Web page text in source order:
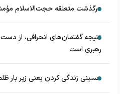
درگذشت متعلقه حجت‌الاسلام
نتیجه گفتمان‌های انحرافی، از
رهبری است
حسینی زندگی کردن یعنی زیر بار